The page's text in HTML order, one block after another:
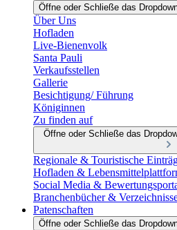
Öffne oder Schließe das
Über Uns
Hofladen
Live-Bienenvolk
Santa Pauli
Verkaufsstellen
Gallerie
Besichtigung/ Führung
Königinnen
Zu finden auf
Öffne oder Schließe das
Regionale & Touristische
Hofladen &
Social Media &
Branchenbücher &
Patenschaften
Öffne oder Schließe das